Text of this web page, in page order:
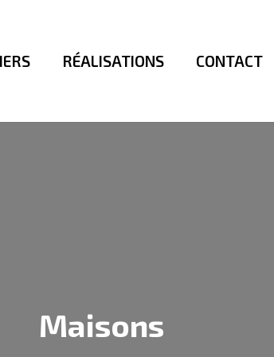
RÉALISATIONS CONTACT
Maisons